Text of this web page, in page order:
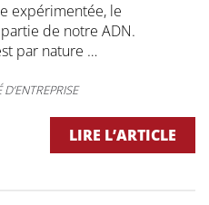
expérimentée, le
de notre ADN.
par nature …
LIRE L’ARTICLE